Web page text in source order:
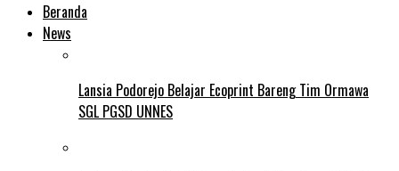
Beranda
News
Lansia Podorejo Belajar Ecoprint Bareng Tim Ormawa
SGL PGSD UNNES